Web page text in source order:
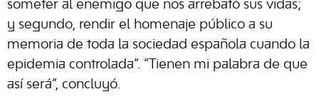
someter al enemigo que nos arrebató sus vidas;
y segundo, rendir el homenaje público a su
memoria de toda la sociedad española cuando la
epidemia controlada”. “Tienen mi palabra de que
así será”, concluyó.